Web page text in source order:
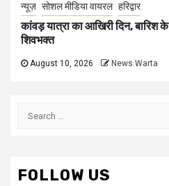
न्यूज़ सोशल मीडिया वायरल हरिद्वार
कांवड़ यात्रा का आखिरी दिन, बारिश
शिवभक्त
August 10, 2026 News Warta
Search
FOLLOW US